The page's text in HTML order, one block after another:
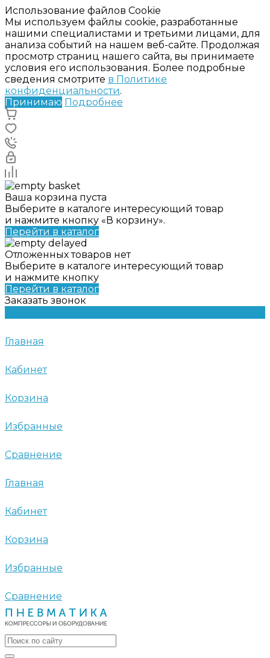
Использование файлов Cookie
Мы используем файлы cookie, разработанные
нашими специалистами и третьими лицами, для
анализа событий на нашем веб-сайте. Продолжая
просмотр страниц нашего сайта, вы принимаете
условия его использования. Более подробные
сведения смотрите в Политике
конфиденциальности.
Принимаю Подробнее
Ваша корзина пуста
Выберите в каталоге интересующий товар
и нажмите кнопку «В корзину».
Перейти в каталог
Отложенных товаров нет
Выберите в каталоге интересующий товар
и нажмите кнопку
Перейти в каталог
Заказать звонок
Главная
Кабинет
Корзина
Избранные
Сравнение
Главная
Кабинет
Корзина
Избранные
Сравнение